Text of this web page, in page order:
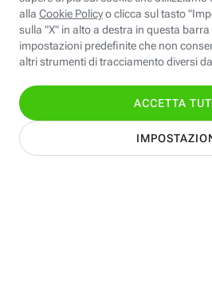
Chi siamo
Credits e note legali
Fastweb.it
Formazione
Fastweb Digital Academy